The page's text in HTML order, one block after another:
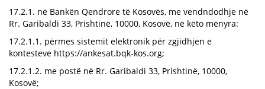
17.2.1. në Bankën Qendrore të Kosovës, me vendndodhje në
Rr. Garibaldi 33, Prishtinë, 10000, Kosovë, në këto mënyra:
17.2.1.1. përmes sistemit elektronik për zgjidhjen e
kontesteve https://ankesat.bqk-kos.org;
17.2.1.2. me postë në Rr. Garibaldi 33, Prishtinë, 10000,
Kosovë;